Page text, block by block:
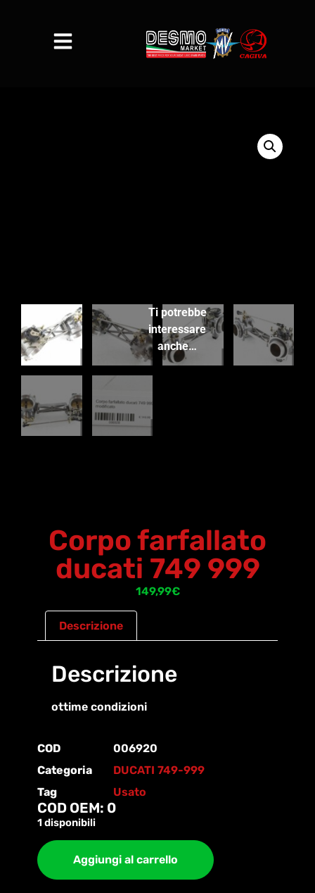
Corpo farfallato
ducati 749 999
149,99€
Descrizione
Descrizione
ottime condizioni
COD
006920
Categoria
DUCATI 749-999
Tag
Usato
COD OEM: 0
1 disponibili
Aggiungi al carrello
Ti potrebbe
interessare
anche…